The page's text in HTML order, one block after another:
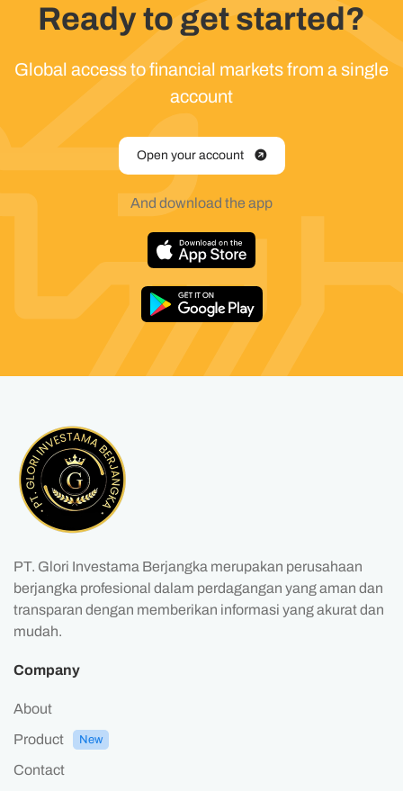
Ready to get started?
Global access to financial markets from a single
account
Open your account
And download the app
PT. Glori Investama Berjangka merupakan perusahaan
berjangka profesional dalam perdagangan yang aman dan
transparan dengan memberikan informasi yang akurat dan
mudah.
Company
About
Product
New
Contact